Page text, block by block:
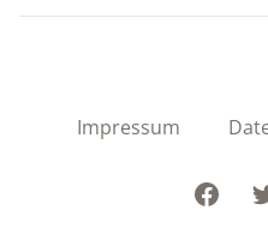
Impressum